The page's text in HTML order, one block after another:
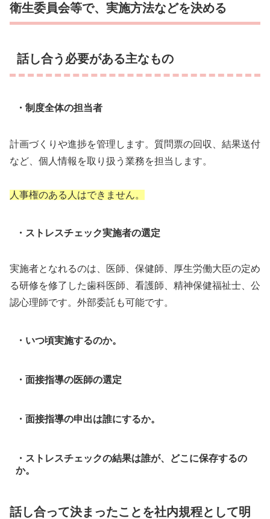
衛生委員会等で、実施方法などを決める
話し合う必要がある主なもの
・制度全体の担当者
計画づくりや進捗を管理します。質問票の回収、結果送付
など、個人情報を取り扱う業務を担当します。
人事権のある人はできません。
・ストレスチェック実施者の選定
実施者となれるのは、医師、保健師、厚生労働大臣の定め
る研修を修了した歯科医師、看護師、精神保健福祉士、公
認心理師です。外部委託も可能です。
・いつ頃実施するのか。
・面接指導の医師の選定
・面接指導の申出は誰にするか。
・ストレスチェックの結果は誰が、どこに保存するの
か。
話し合って決まったことを社内規程として明